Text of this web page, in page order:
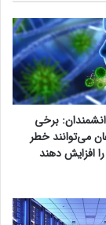
برخی
می‌توانند خطر
را افزایش دهند